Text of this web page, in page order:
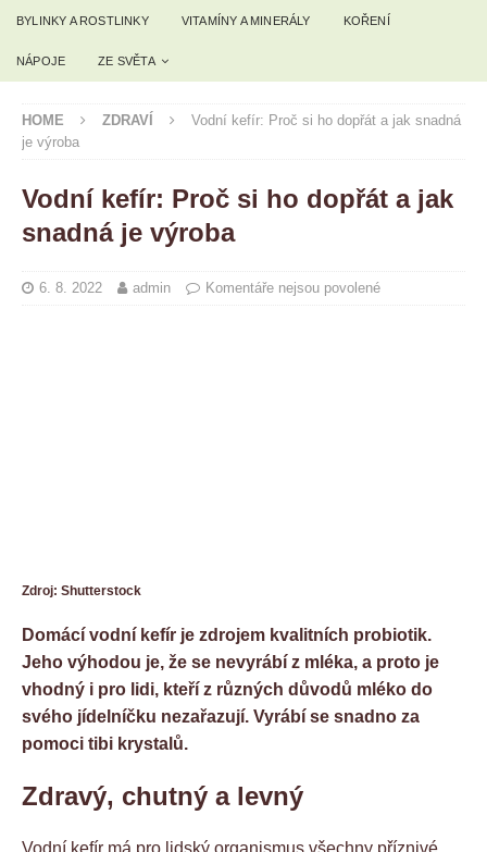
BYLINKY A ROSTLINKY VITAMÍNY A MINERÁLY KOŘENÍ
NÁPOJE ZE SVĚTA
HOME ZDRAVÍ
Vodní kefír: Proč si ho dopřát a jak snadná
je výroba
Vodní kefír: Proč si ho dopřát a jak
snadná je výroba
6. 8. 2022 admin Komentáře nejsou povolené
Zdroj: Shutterstock
Domácí vodní kefír je zdrojem kvalitních probiotik.
Jeho výhodou je, že se nevyrábí z mléka, a proto je
vhodný i pro lidi, kteří z různých důvodů mléko do
svého jídelníčku nezařazují. Vyrábí se snadno za
pomoci tibi krystalů.
Zdravý, chutný a levný
Vodní kefír má pro lidský organismus všechny příznivé